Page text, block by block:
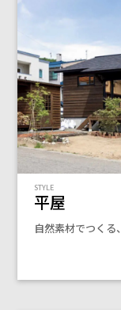
STYLE
平屋
自然素材でつく